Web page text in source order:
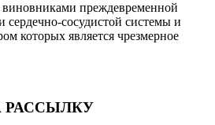
преждевременной
сердечно-сосудистой системы и
которых является чрезмерное